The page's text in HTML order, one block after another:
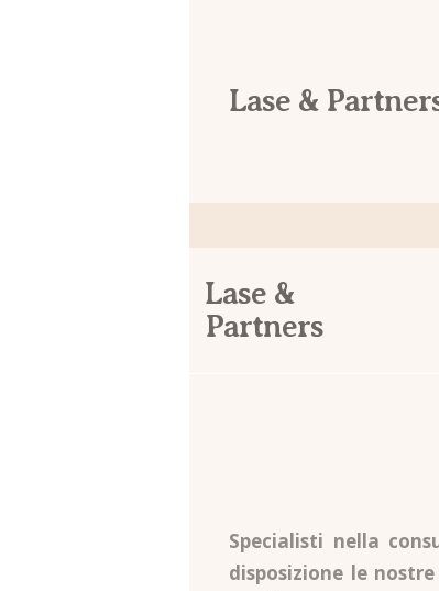
Lase &
Lase &
Partners
Specialisti nella
disposizione le